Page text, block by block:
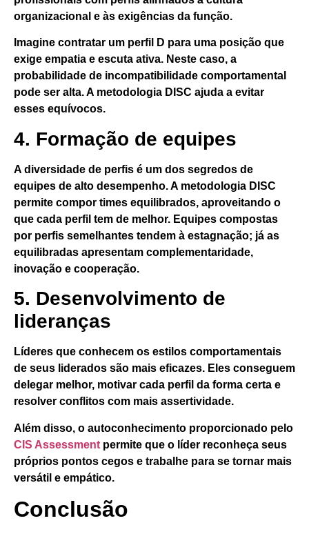
organizacional e às exigências da função.
Imagine contratar um perfil D para uma posição que
exige empatia e escuta ativa. Neste caso, a
probabilidade de incompatibilidade comportamental
pode ser alta. A metodologia DISC ajuda a evitar
esses equívocos.
4. Formação de equipes
A diversidade de perfis é um dos segredos de
equipes de alto desempenho. A metodologia DISC
permite compor times equilibrados, aproveitando o
que cada perfil tem de melhor. Equipes compostas
por perfis semelhantes tendem à estagnação; já as
equilibradas apresentam complementaridade,
inovação e cooperação.
5. Desenvolvimento de
lideranças
Líderes que conhecem os estilos comportamentais
de seus liderados são mais eficazes. Eles conseguem
delegar melhor, motivar cada perfil da forma certa e
resolver conflitos com mais assertividade.
Além disso, o autoconhecimento proporcionado pelo
CIS Assessment permite que o líder reconheça seus
próprios pontos cegos e trabalhe para se tornar mais
versátil e empático.
Conclusão